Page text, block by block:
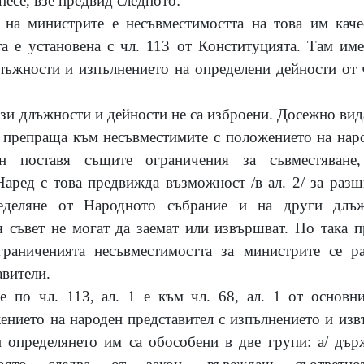
министрите е несъвместимостта на това им
е установена с чл. 113 от Конституцията. Там
и изпълнението на определени дейности
длъжности и дейности не са изброени. Досежно
към несъвместимите с положението на
същите ограничения за
с това предвижда възможност /в ал. 2/ за
от Народното събрание и на други
съвет не могат да заемат или извършват. По така
несъвместимостта за министрите се
по чл. 113, ал. 1 е към чл. 68, ал. 1 от
на народен представител с изпълнението и
определянето им са обособени в две групи: а/